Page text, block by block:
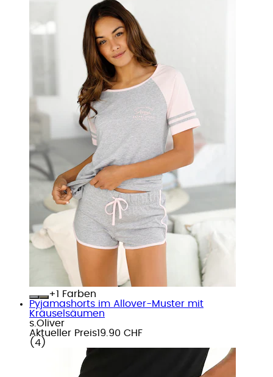
+
Farben
Pyjamashorts im Allover-Muster mit
Kräuselsäumen
s.Oliver
Aktueller Preis19.90 CHF
( 4 )